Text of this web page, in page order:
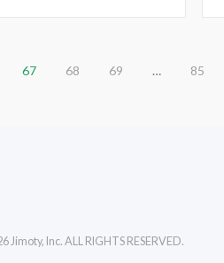
67 68 69 … 85
Jimoty, Inc. ALL RIGHTS RESERVED.